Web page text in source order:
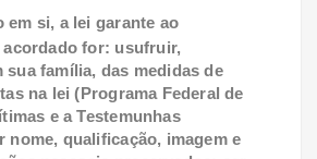
em si, a lei garante ao
for: usufruir,
sua família, das medidas de
na lei (Programa Federal de
e a Testemunhas
nome, qualificação, imagem e